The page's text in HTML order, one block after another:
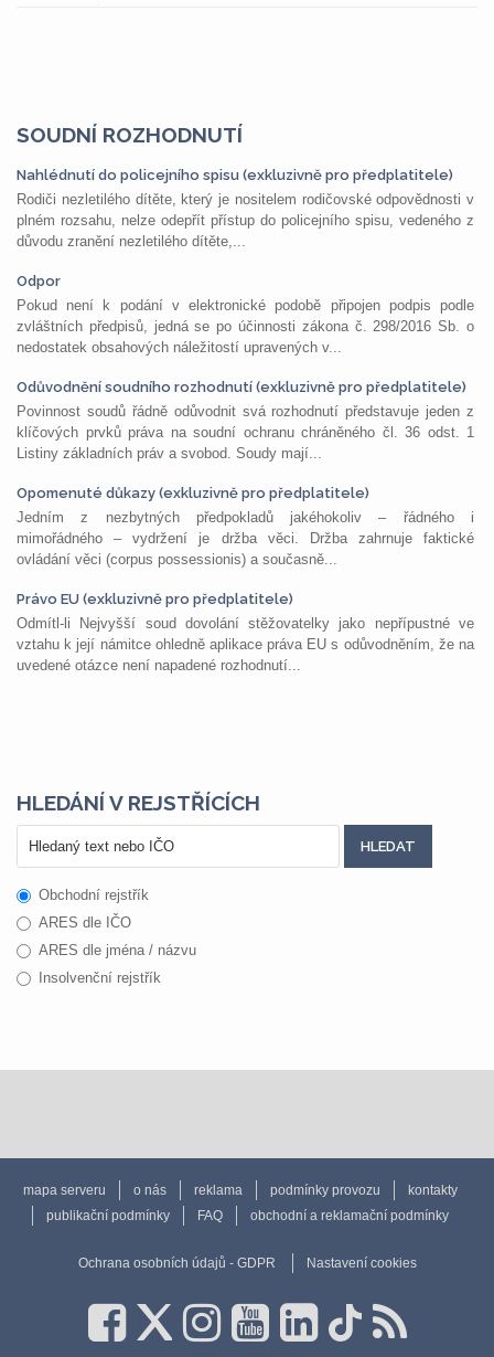
SOUDNÍ ROZHODNUTÍ
Nahlédnutí do policejního spisu (exkluzivně pro předplatitele)
Rodiči nezletilého dítěte, který je nositelem rodičovské odpovědnosti v
plném rozsahu, nelze odepřít přístup do policejního spisu, vedeného z
důvodu zranění nezletilého dítěte,...
Odpor
Pokud není k podání v elektronické podobě připojen podpis podle
zvláštních předpisů, jedná se po účinnosti zákona č. 298/2016 Sb. o
nedostatek obsahových náležitostí upravených v...
Odůvodnění soudního rozhodnutí (exkluzivně pro předplatitele)
Povinnost soudů řádně odůvodnit svá rozhodnutí představuje jeden z
klíčových prvků práva na soudní ochranu chráněného čl. 36 odst. 1
Listiny základních práv a svobod. Soudy mají...
Opomenuté důkazy (exkluzivně pro předplatitele)
Jedním z nezbytných předpokladů jakéhokoliv – řádného i
mimořádného – vydržení je držba věci. Držba zahrnuje faktické
ovládání věci (corpus possessionis) a současně...
Právo EU (exkluzivně pro předplatitele)
Odmítl-li Nejvyšší soud dovolání stěžovatelky jako nepřípustné ve
vztahu k její námitce ohledně aplikace práva EU s odůvodněním, že na
uvedené otázce není napadené rozhodnutí...
HLEDÁNÍ V REJSTŘÍCÍCH
Obchodní rejstřík
ARES dle IČO
ARES dle jména / názvu
Insolvenční rejstřík
mapa serveru o nás reklama podmínky provozu
kontakty
publikační podmínky
FAQ obchodní a reklamační podmínky
Ochrana osobních údajů - GDPR Nastavení cookies